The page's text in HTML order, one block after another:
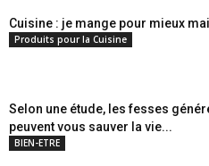
Cuisine : je mange pour mieux
Produits pour la Cuisine
Selon une étude, les fesses
peuvent vous sauver la vie...
BIEN-ETRE